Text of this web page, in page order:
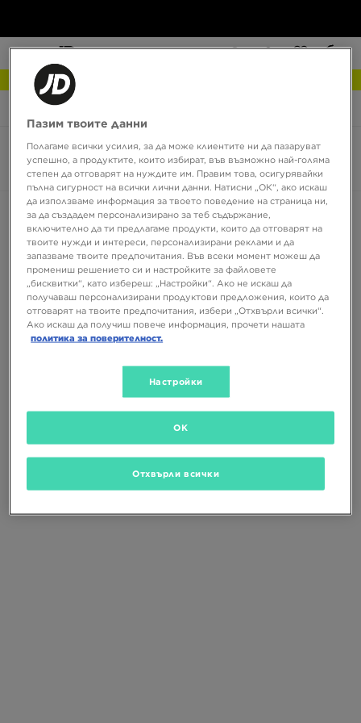
New Balance 500
0 продукта
Сортирай:Препоръчани Филтрирай
Няма продукти за показване
Промени критериите за търсене
изтрий избраните филтри
Пазим твоите данни
Полагаме всички усилия, за да може клиентите ни да пазаруват
успешно, а продуктите, които избират, във възможно най-голяма
степен да отговарят на нуждите им. Правим това, осигурявайки
пълна сигурност на всички лични данни. Натисни „ОК“, ако искаш
да използваме информация за твоето поведение на страница ни,
за да създадем персонализирано за теб съдържание,
включително да ти предлагаме продукти, които да отговарят на
твоите нужди и интереси, персонализирани реклами и да
запазваме твоите предпочитания. Във всеки момент можеш да
промениш решението си и настройките за файловете
„бисквитки“, като избереш: „Настройки“. Ако не искаш да
получаваш персонализирани продуктови предложения, които да
отговарят на твоите предпочитания, избери „Отхвърли всички“.
Ако искаш да получиш повече информация, прочети нашата
политика за поверителност.
Настройки
Отхвърли всички
OK